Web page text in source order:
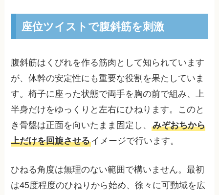
座位ツイストで腹斜筋を刺激
腹斜筋はくびれを作る筋肉として知られています
が、体幹の安定性にも重要な役割を果たしていま
す。椅子に座った状態で両手を胸の前で組み、上
半身だけをゆっくりと左右にひねります。このと
き骨盤は正面を向いたまま固定し、みぞおちから
上だけを回旋させるイメージで行います。
ひねる角度は無理のない範囲で構いません。最初
は45度程度のひねりから始め、徐々に可動域を広